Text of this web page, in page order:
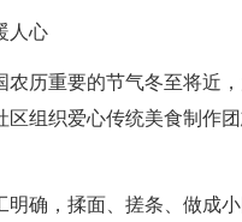
人心
农历重要的节气冬至将近
区组织爱心传统美食制作
明确，揉面、搓条、做成